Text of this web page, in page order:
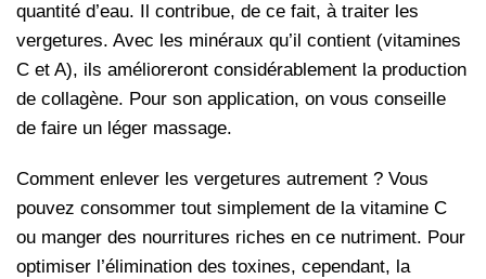
quantité d’eau. Il contribue, de ce fait, à traiter les
vergetures. Avec les minéraux qu’il contient (vitamines
C et A), ils amélioreront considérablement la production
de collagène. Pour son application, on vous conseille
de faire un léger massage.
Comment enlever les vergetures autrement ? Vous
pouvez consommer tout simplement de la vitamine C
ou manger des nourritures riches en ce nutriment. Pour
optimiser l’élimination des toxines, cependant, la